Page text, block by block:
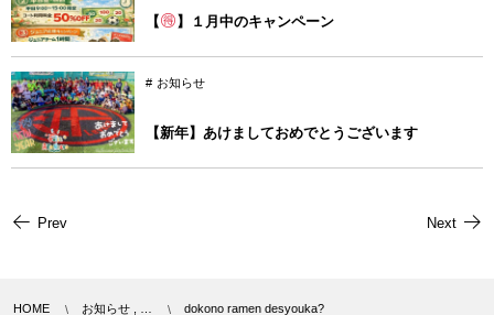
【 】１月中のキャンペーン
お知らせ
【新年】あけましておめでとうございます
Prev Next
HOME お知らせ , … dokono ramen desyouka?